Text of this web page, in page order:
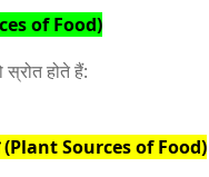
of Food)
होते हैं:
(Plant Sources of Food)